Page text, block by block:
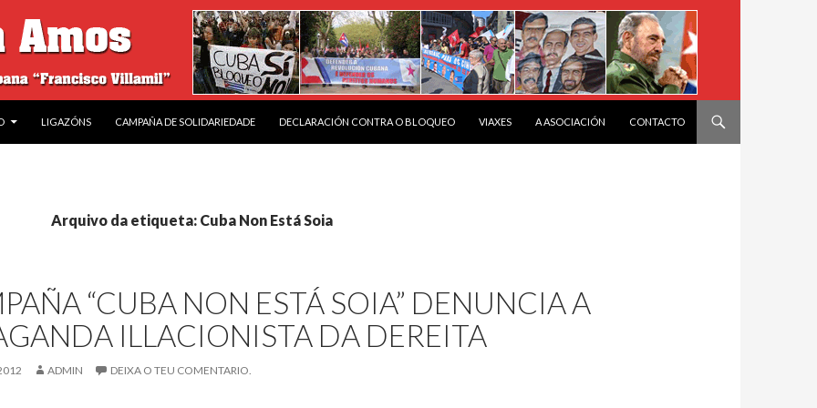
LIGAZÓNS CAMPAÑA DE SOLIDARIEDADE DECLARACIÓN CONTRA O BLOQUEO VIAXES A ASOCIACIÓN CONTACTO
Arquivo da etiqueta: Cuba Non Está Soia
“CUBA NON ESTÁ SOIA” DENUNCIA A
ILLACIONISTA DA DEREITA
ADMIN DEIXA O TEU COMENTARIO.